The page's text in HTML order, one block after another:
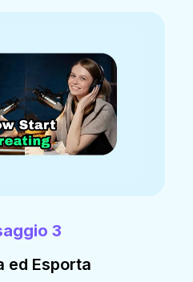
3
ed Esporta